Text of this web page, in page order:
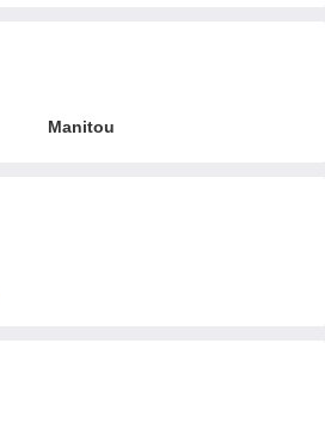
Manitou